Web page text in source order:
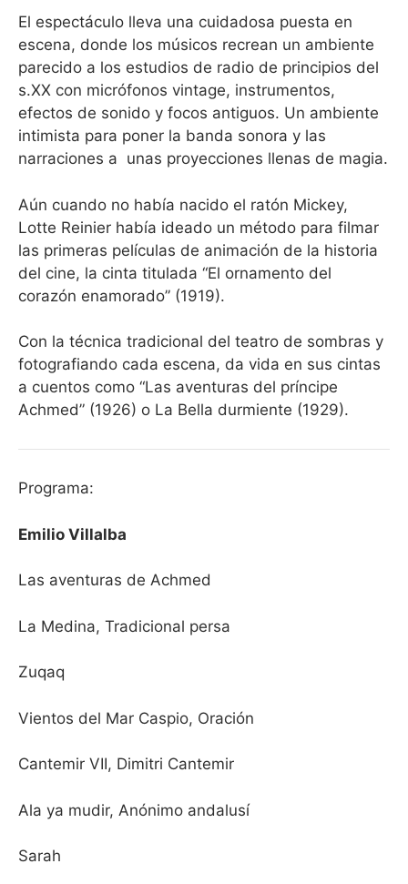
El espectáculo lleva una cuidadosa puesta en
escena, donde los músicos recrean un ambiente
parecido a los estudios de radio de principios del
s.XX con micrófonos vintage, instrumentos,
efectos de sonido y focos antiguos. Un ambiente
intimista para poner la banda sonora y las
narraciones a unas proyecciones llenas de magia.
Aún cuando no había nacido el ratón Mickey,
Lotte Reinier había ideado un método para filmar
las primeras películas de animación de la historia
del cine, la cinta titulada “El ornamento del
corazón enamorado” (1919).
Con la técnica tradicional del teatro de sombras y
fotografiando cada escena, da vida en sus cintas
a cuentos como “Las aventuras del príncipe
Achmed” (1926) o La Bella durmiente (1929).
Programa:
Emilio Villalba
Las aventuras de Achmed
La Medina, Tradicional persa
Zuqaq
Vientos del Mar Caspio, Oración
Cantemir VII, Dimitri Cantemir
Ala ya mudir, Anónimo andalusí
Sarah